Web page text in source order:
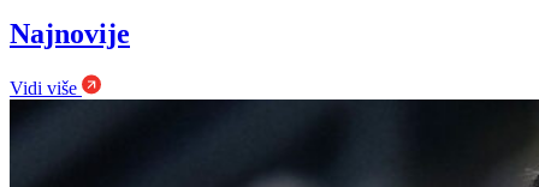
Najnovije
Vidi više